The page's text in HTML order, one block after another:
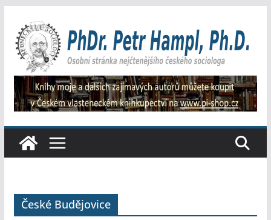
obsah
České Budějovice